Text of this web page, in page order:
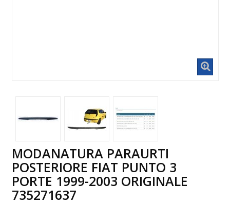
MODANATURA PARAURTI
POSTERIORE FIAT PUNTO 3
PORTE 1999-2003 ORIGINALE
735271637